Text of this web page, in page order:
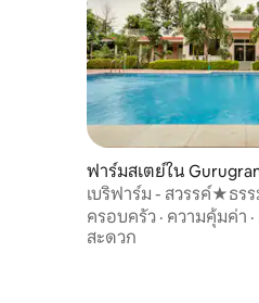
ฟาร์มสเตย์ใน
เบริฟาร์ม - สวรรค์★ธรร
มานีซาร์ กุรูกราม
ครอบครัว · ความคุ้มค่า ·
สะดวก